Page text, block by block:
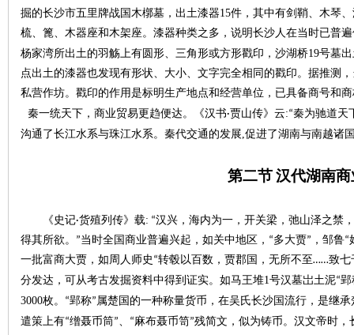
掘的长沙市五里牌战国木槨墓，出土漆器15件，其中有剑鞘、木琴
梳、篦、木器座和木架座。漆器种类之多，说明长沙人在当时已普
杨家湾所出土的羽觞上有圆形、三角形或方形戳印，沙湖桥19号墓
点出土的漆器也发现有形状、大小、文字完全相同的戳印。据推测
私营作坊。戳印的作用是标明生产地点和经营单位，已具备商号和
秦一统天下，商业贸易更趋便达。《汉书·贾山传》云:“秦为驰道天
沟通了长江水系与珠江水系。秦代交通的发展,促进了湖南与南越诸
第二节 汉代湖南商
《史记·货殖列传》载: “汉兴，海内为一，开关梁，弛山泽之禁
得其所欲。”当时全国商业普遍兴起，如关中地区，“多大贾”，邹鲁
一批富商大贾，如周人师史“转毂以百数，贾郡国，无所不至……致
分发达，可从考古发掘资料中得到证实。如马王堆1号汉墓岀土泥“郢
3000枚。“郢称”属楚国的一种称量货币，在吴氏长沙国流行，是继
遣策上有“缯聂币筒”、“麻布聂币笥”残简文，似为铸币。汉文帝时